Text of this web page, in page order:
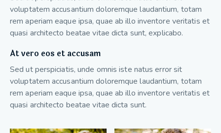
voluptatem accusantium doloremque laudantium, totam
rem aperiam eaque ipsa, quae ab illo inventore veritatis et
quasi architecto beatae vitae dicta sunt, explicabo.
At vero eos et accusam
Sed ut perspiciatis, unde omnis iste natus error sit
voluptatem accusantium doloremque laudantium, totam
rem aperiam eaque ipsa, quae ab illo inventore veritatis et
quasi architecto beatae vitae dicta sunt.